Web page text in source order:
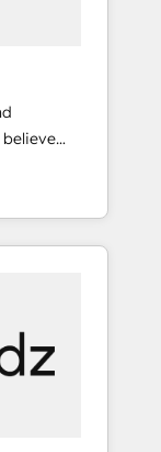
have
and
range
Only